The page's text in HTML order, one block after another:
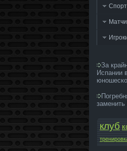
Спорт
Матчи
За
Испании
клуб